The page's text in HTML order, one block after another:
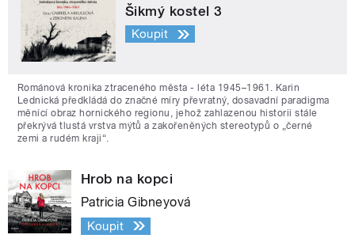
Šikmý kostel 3
Koupit
Románová kronika ztraceného města - léta 1945–1961. Karin
Lednická předkládá do značné míry převratný, dosavadní paradigma
měnící obraz hornického regionu, jehož zahlazenou historii stále
překrývá tlustá vrstva mýtů a zakořeněných stereotypů o „černé
zemi a rudém kraji“.
Hrob na kopci
Patricia Gibneyová
Koupit